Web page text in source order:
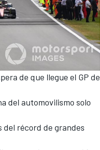
de que llegue el GP de
del automovilismo solo
del récord de grandes